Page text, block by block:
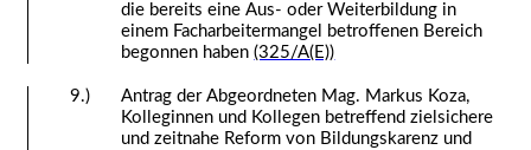
die bereits eine Aus- oder Weiterbildung in
einem Facharbeitermangel betroffenen Bereich
begonnen haben(325/A(E))
9.)
Antrag der Abgeordneten Mag. Markus Koza,
Kolleginnen und Kollegen betreffend zielsichere
und zeitnahe Reform von Bildungskarenz und